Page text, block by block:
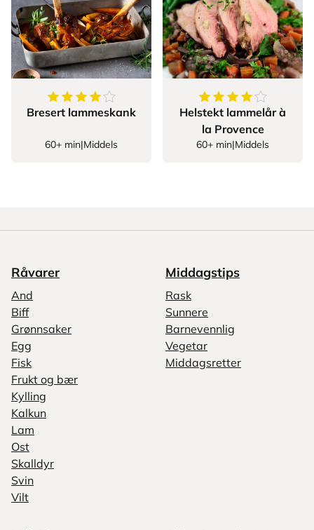
4.27906976744186
stjerner
Bresert lammeskank
60+ min|Middels
4.8av5 stjerner
Helstekt lammelår à
la Provence
60+ min|Middels
Råvarer
And
Biff
Grønnsaker
Egg
Fisk
Frukt og bær
Kylling
Kalkun
Lam
Ost
Skalldyr
Svin
Vilt
Middagstips
Rask
Sunnere
Barnevennlig
Vegetar
Middagsretter